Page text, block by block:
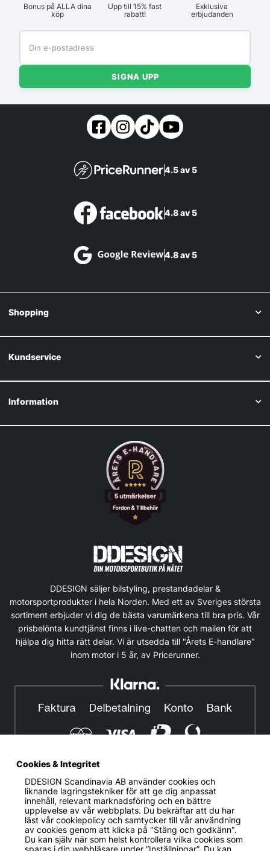
Bonus på ALLA dina
köp
Upp till 15% fast
rabatt!
Exklusiva
erbjudanden
SIGNA UPP
4.5 av 5
4.8 av 5
4.8 av 5
Shopping
Kundservice
Information
DDESIGN säljer bilstyling, prestandadelar &
motorsportprodukter i hela Norden. Med ett av Sveriges största
sortiment erbjuder vi dig de bästa varumärkena till bra pris. Vår
prisbelönta kundtjänst finns i live-chatten och mailen för att
hjälpa dig hitta rätt delar. Vi är utsedda till "Årets E-handlare"
inom motor i 5 år, av Pricerunner.
© DDESIGN. Alla rättigheter reserverade.
Om oss|Privacy policy|Cookiepolicy|Köp- och
leveransvillkor
Telefonnummer: 019-507 40 01
Cookies & Integritet
DDESIGN Scandinavia ABanvänder cookies och
liknande lagringstekniker för att ge dig anpassat
innehåll, relevant marknadsföring och en bättre
upplevelse av vår webbplats. Du bekräftar att du har
läst vår cookiepolicy och samtycker till vår användning
av cookies genom att klicka på "Stäng och godkänn".
Du kan själv när som helst kontrollera vilka cookies som